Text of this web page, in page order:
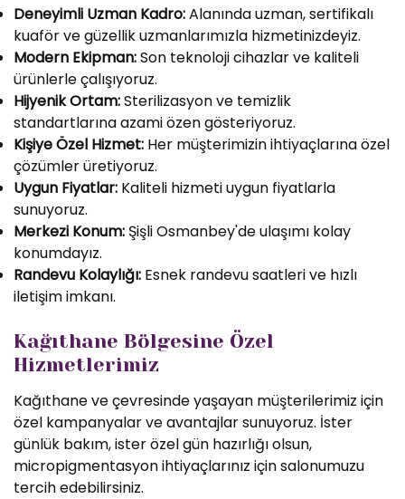
Deneyimli Uzman Kadro:Alanında uzman, sertifikalı
kuaför ve güzellik uzmanlarımızla hizmetinizdeyiz.
Modern Ekipman:Son teknoloji cihazlar ve kaliteli
ürünlerle çalışıyoruz.
Hijyenik Ortam:Sterilizasyon ve temizlik
standartlarına azami özen gösteriyoruz.
Kişiye Özel Hizmet: Her müşterimizin ihtiyaçlarına özel
çözümler üretiyoruz.
Uygun Fiyatlar: Kaliteli hizmeti uygun fiyatlarla
sunuyoruz.
Merkezi Konum: Şişli Osmanbey'de ulaşımı kolay
konumdayız.
Randevu Kolaylığı: Esnek randevu saatleri ve hızlı
iletişim imkanı.
Kağıthane Bölgesine Özel
Hizmetlerimiz
Kağıthane ve çevresinde yaşayan müşterilerimiz için
özel kampanyalar ve avantajlar sunuyoruz. İster
günlük bakım, ister özel gün hazırlığı olsun,
micropigmentasyon ihtiyaçlarınız için salonumuzu
tercih edebilirsiniz.